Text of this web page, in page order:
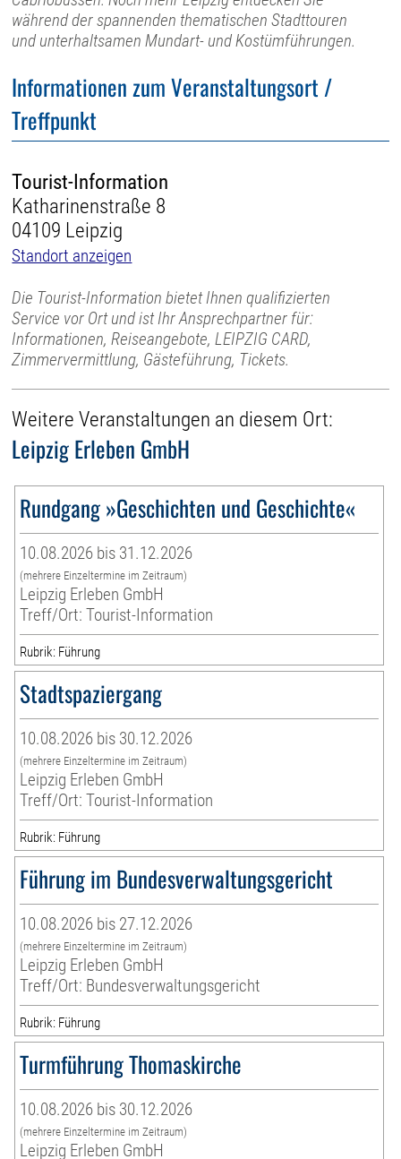
während der spannenden thematischen Stadttouren
und unterhaltsamen Mundart- und Kostümführungen.
Informationen zum Veranstaltungsort /
Treffpunkt
Tourist-Information
Katharinenstraße 8
04109 Leipzig
Standort anzeigen
Die Tourist-Information bietet Ihnen qualifizierten
Service vor Ort und ist Ihr Ansprechpartner für:
Informationen, Reiseangebote, LEIPZIG CARD,
Zimmervermittlung, Gästeführung, Tickets.
Weitere Veranstaltungen an diesem Ort:
Leipzig Erleben GmbH
Rundgang »Geschichten und Geschichte«
10.08.2026 bis 31.12.2026
(mehrere Einzeltermine im Zeitraum)
Leipzig Erleben GmbH
Treff/Ort: Tourist-Information
Rubrik: Führung
Stadtspaziergang
10.08.2026 bis 30.12.2026
(mehrere Einzeltermine im Zeitraum)
Leipzig Erleben GmbH
Treff/Ort: Tourist-Information
Rubrik: Führung
Führung im Bundesverwaltungsgericht
10.08.2026 bis 27.12.2026
(mehrere Einzeltermine im Zeitraum)
Leipzig Erleben GmbH
Treff/Ort: Bundesverwaltungsgericht
Rubrik: Führung
Turmführung Thomaskirche
10.08.2026 bis 30.12.2026
(mehrere Einzeltermine im Zeitraum)
Leipzig Erleben GmbH